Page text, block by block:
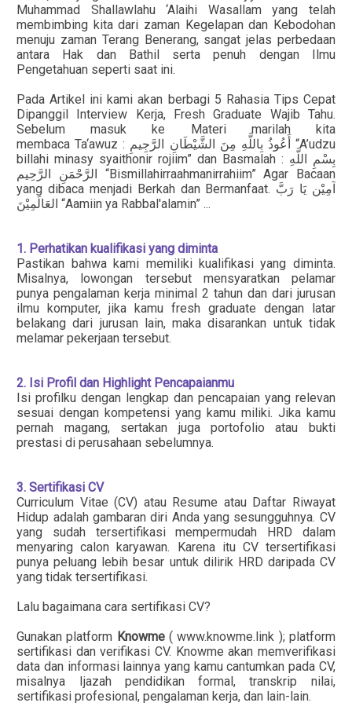
Muhammad Shallawlahu ‘Alaihi Wasallam yang telah
membimbing kita dari zaman Kegelapan dan Kebodohan
menuju zaman Terang Benerang, sangat jelas perbedaan
antara Hak dan Bathil serta penuh dengan Ilmu
Pengetahuan seperti saat ini.
Pada Artikel ini kami akan berbagi 5 Rahasia Tips Cepat
Dipanggil Interview Kerja, Fresh Graduate Wajib Tahu.
Sebelum masuk ke Materi marilah kita
membaca Ta‘awuz : أَعُوذُ بِاللَّهِ مِنَ الشَّيْطَانِ الرَّجِيمِ
“A’udzu
billahi minasy syaithonir rojiim” dan Basmalah : بِسْمِ اللَّهِ
الرَّحْمَنِ الرَّحِيم
“Bismillahirraahmanirrahiim” Agar Bacaan
yang dibaca menjadi Berkah dan Bermanfaat. آمِيْن يَا رَبَّ
العَالَمِيْنَ “Aamiin ya Rabbal'alamin” ...
1. Perhatikan kualifikasi yang diminta
Pastikan bahwa kami memiliki kualifikasi yang diminta.
Misalnya, lowongan tersebut mensyaratkan pelamar
punya pengalaman kerja minimal 2 tahun dan dari jurusan
ilmu komputer, jika kamu fresh graduate dengan latar
belakang dari jurusan lain, maka disarankan untuk tidak
melamar pekerjaan tersebut.
2. Isi Profil dan Highlight Pencapaianmu
Isi profilku dengan lengkap dan pencapaian yang relevan
sesuai dengan kompetensi yang kamu miliki. Jika kamu
pernah magang, sertakan juga portofolio atau bukti
prestasi di perusahaan sebelumnya.
3. Sertifikasi CV
Curriculum Vitae (CV) atau Resume atau Daftar Riwayat
Hidup adalah gambaran diri Anda yang sesungguhnya. CV
yang sudah tersertifikasi mempermudah HRD dalam
menyaring calon karyawan. Karena itu CV tersertifikasi
punya peluang lebih besar untuk dilirik HRD daripada CV
yang tidak tersertifikasi.
Lalu bagaimana cara sertifikasi CV?
Gunakan platform Knowme( www.knowme.link ); platform
sertifikasi dan verifikasi CV. Knowme akan memverifikasi
data dan informasi lainnya yang kamu cantumkan pada CV,
misalnya Ijazah pendidikan formal, transkrip nilai,
sertifikasi profesional, pengalaman kerja, dan lain-lain.